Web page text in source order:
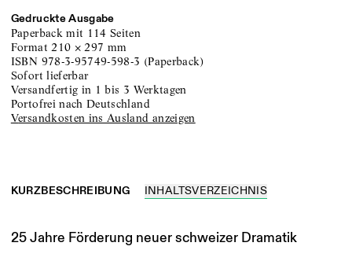
Gedruckte Ausgabe
Paperback mit 114 Seiten
Format210 ×297 mm
ISBN 978-3-95749-598-3 (Paperback)
sofort lieferbar
versandfertig in 1 bis 3 Werktagen
portofrei nach Deutschland
Versandkosten ins Ausland anzeigen
KURZBESCHREIBUNG INHALTSVERZEICHNIS
25 Jahre Förderung neuer schweizer Dramatik